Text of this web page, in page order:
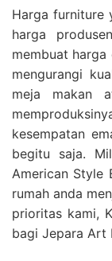
Harga furniture
harga
membuat
mengurangi
meja makan
kesempatan
begitu saja.
American Style
rumah anda
prioritas kami,
bagi Jepara Art